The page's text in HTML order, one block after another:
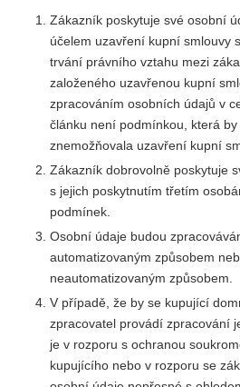
Zákazník poskytuje své osobní
účelem uzavření kupní smlouvy
trvání právního vztahu mezi
založeného uzavřenou kupní
zpracováním osobních údajů v
článku není podmínkou, která
znemožňovala uzavření kupní
Zákazník dobrovolně poskytuje
s jejich poskytnutím třetím
podmínek.
Osobní údaje budou
automatizovaným způsobem
neautomatizovaným způsobem.
V případě, že by se kupující
zpracovatel provádí zpracování
je v rozporu s ochranou
kupujícího nebo v rozporu se